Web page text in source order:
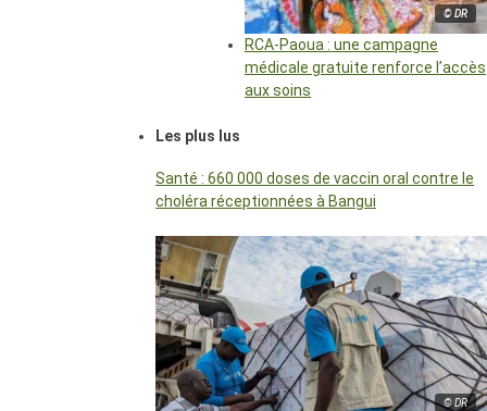
© DR
RCA-Paoua : une campagne
médicale gratuite renforce l’accès
aux soins
Les plus lus
Santé : 660 000 doses de vaccin oral contre le
choléra réceptionnées à Bangui
© DR